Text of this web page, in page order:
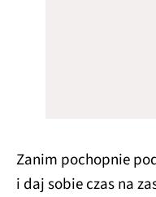
Zanim pochopnie
i daj sobie czas na